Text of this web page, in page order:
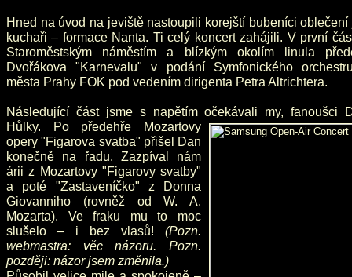
Hned na úvod na jeviště nastoupili korejští bubeníci oblečení
kuchaři – formace Nanta. Ti celý koncert zahájili. V první
Staroměstským náměstím a blízkým okolím linula
Dvořákova "Karnevalu" v podání Symfonického
města Prahy FOK pod vedením dirigenta Petra Altrichtera.
Následující část jsme s napětím očekávali my, fanoušci
Hůlky. Po předehře Mozartovy
opery "Figarova svatba" přišel Dan
konečně na řadu. Zazpíval nám
árii z Mozartovy "Figarovy svatby"
a poté "Zastaveníčko" z Donna
Giovanniho (rovněž od W. A.
Mozarta). Ve fraku mu to moc
slušelo – i bez vlasů! (Pozn.
webmastra: věc názoru. Pozn.
později: názor jsem změnila.)